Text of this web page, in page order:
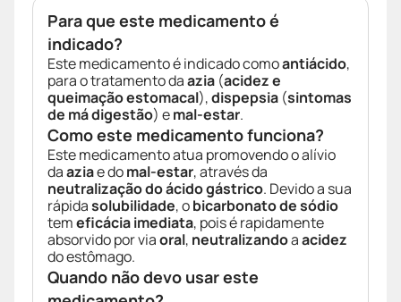
Para que este medicamento é
indicado?
Este medicamento é indicado comoantiácido,
para o tratamento daazia (acidez e
queimação estomacal),dispepsia (sintomas
de má digestão) emal-estar.
Como este medicamento funciona?
Este medicamento atua promovendo o alívio
daaziae domal-estar, através da
neutralização do ácido gástrico. Devido a sua
rápidasolubilidade, obicarbonato de sódio
temeficácia imediata, pois é rapidamente
absorvido por viaoral, neutralizandoaacidez
do estômago.
Quando não devo usar este